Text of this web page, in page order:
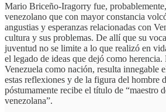
Mario Briceño-Iragorry fue,
venezolano que con mayor constancia
angustias y esperanzas relacionadas con
cultura y sus problemas. De allí que su
juventud no se limite a lo que realizó en
el legado de ideas que dejó como herencia.
Venezuela como nación, resulta innegable
estas reflexiones y de la figura del hombre
póstumamente recibe el título de “maestro
venezolana”.